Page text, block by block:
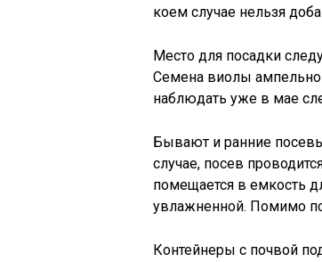
коем случае нельзя
Место для посадки
Семена виолы
наблюдать уже в мае
Бывают и ранние
случае, посев
помещается в емкость
увлажненной. Помимо
Контейнеры с почвой